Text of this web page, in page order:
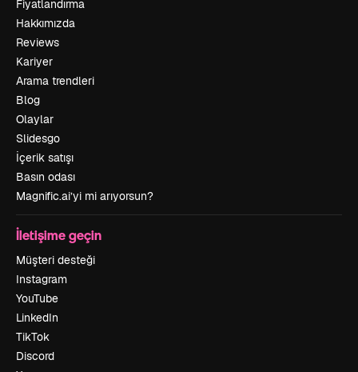
Fiyatlandırma
Hakkımızda
Reviews
Kariyer
Arama trendleri
Blog
Olaylar
Slidesgo
İçerik satışı
Basın odası
Magnific.ai’yi mi arıyorsun?
İletişime geçin
Müşteri desteği
Instagram
YouTube
LinkedIn
TikTok
Discord